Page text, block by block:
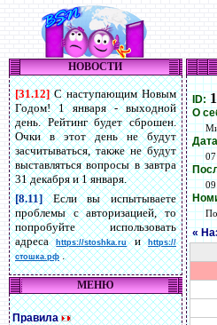
НОВОСТИ
[31.12]С наступающим Новым
Годом! 1 января - выходной
день. Рейтинг будет сброшен.
Очки в этот день не будут
засчитываться, также не будут
выставляться вопросы в завтра
31 декабря и 1 января.
[8.11]Если вы испытываете
проблемы с авторизацией, то
попробуйте использовать
адресаhttps://stoshka.ruиhttps://
стошка.рф.
МЕНЮ
Правила
ID:
О
07
09
«